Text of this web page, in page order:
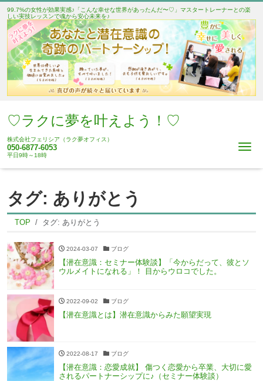
99.7%の女性が効果実感♪「こんな幸せな世界があったんだ〜♡」マスタートレーナーとの楽
しい実技レッスンで魂から安心未来を♪
♡ラクに夢を叶えよう！♡
株式会社フェリシア（ラク夢オフィス）
050-6877-6053
平日9時～18時
タグ: ありがとう
TOP タグ: ありがとう
2024-03-07 ブログ
【潜在意識：セミナー体験談】「今からだって、彼とソ
ウルメイトになれる」！ 目からウロコでした。
2022-09-02 ブログ
【潜在意識とは】潜在意識からみた願望実現
2022-08-17 ブログ
【潜在意識：恋愛成就】 傷つく恋愛から卒業、大切に愛
されるパートナーシップに♪（セミナー体験談）